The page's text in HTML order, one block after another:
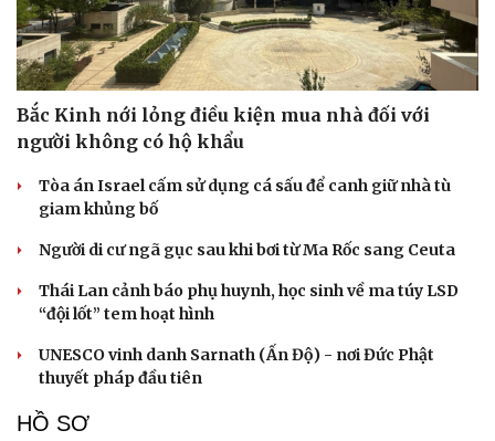
Bắc Kinh nới lỏng điều kiện mua nhà đối với
người không có hộ khẩu
Tòa án Israel cấm sử dụng cá sấu để canh giữ nhà tù
giam khủng bố
Người di cư ngã gục sau khi bơi từ Ma Rốc sang Ceuta
Thái Lan cảnh báo phụ huynh, học sinh về ma túy LSD
“đội lốt” tem hoạt hình
UNESCO vinh danh Sarnath (Ấn Độ) - nơi Đức Phật
thuyết pháp đầu tiên
HỒ SƠ